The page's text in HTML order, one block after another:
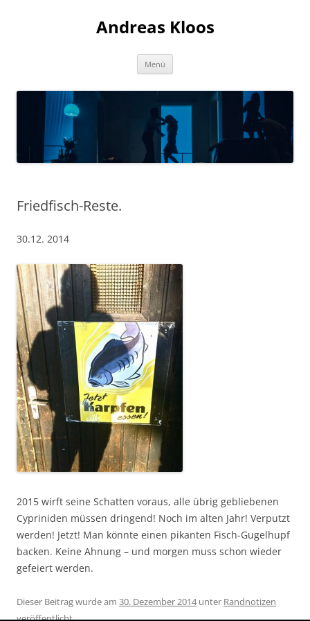
Andreas Kloos
Menü
Friedfisch-Reste.
30.12. 2014
2015 wirft seine Schatten voraus, alle übrig gebliebenen
Cypriniden müssen dringend! Noch im alten Jahr! Verputzt
werden! Jetzt! Man könnte einen pikanten Fisch-Gugelhupf
backen. Keine Ahnung – und morgen muss schon wieder
gefeiert werden.
Dieser Beitrag wurde am 30. Dezember 2014unter Randnotizen
veröffentlicht.